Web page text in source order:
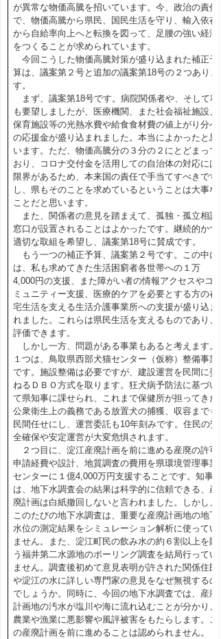
が異常な物価高騰を招いています。今、政治の責任
で、物価高騰から県民、国民生活を守り、輸入依存
から自給率向上へと転換を図って、足腰の強い経済
をつくることが求められています。
今回こうした物価高騰対策が盛り込まれた補正予
算は、議案第２号と追加の議案第18号の２つありま
す。
まず、議案第18号です。病院関係者や、そして私
も要望しましたが、医療機関、また社会福祉施設、
保育施設等の光熱水費や給食食材費の値上がり分へ
の応援金が盛り込まれました。本当によかったと思
います。ただ、物価高騰分の３分の２にとどまって
おり、コロナ交付金を活用しての自治体の対応には
限界があるため、本来国の責任で手当てすべきです
し、県もそのことを求めているということは大事な
ことだと思います。
また、関係者の意見を踏まえて、孤独・孤立相談
窓口が設置されることはよかったです。継続的かつ
適切な取組を希望し、議案第18号に賛成です。
もう一つの補正予算、議案第２号です。この中に
は、私も求めてきた生活困窮者各世帯への１万
4,000円の支援、また障がい者の情報アクセスやコ
ミュニティー支援、医療的ケアを必要とする方の在
宅生活を支える生活介護事業所への支援が盛り込ま
れました。これらは県民生活を支えるものであり、
評価できます。
しかし一方、問題がある事業もあると考えます。
１つは、鳥取県西部犬猫センター（仮称）整備事業
です。施設整備は必要ですが、建設運営を民間に委
ねるＤＢＯ方式を取ります。狂犬病予防法に基づい
て県知事に課せられ、これまで保健所が担ってきた
公衆衛生上の義務である放置犬の捕獲、収容までも
民間任せにし、運営委託も10年刻みです。住民の安
全確保や安定運営が大変危惧されます。
２つ目に、淀江産廃計画を前に進める産廃の許可
申請経費や設計、地質調査の費用を県環境管理事業
センターに１億4,000万円支援することです。知事
は、地下水調査会の結果は科学的に信頼できる、産
廃計画は白紙撤回しないと言われました。しかし、
このたびの地下水調査は、重要な産廃計画地の地下
水位の測定結果をシミュレーション解析に使ってい
ません。また、淀江町民の飲み水の約６割以上を賄
う福井第二水源地のボーリング調査を結局行ってい
ません。調査後初めて意見表明が許された関係住民
や淀江の水に詳しい専門家の意見をなぜ無視するの
でしょうか。同時に、今回の地下水調査では、産廃
計画地の汚水が塩川や海に流れ込むことが分かり、
農業や漁業に悪影響や風評被害をもたらします。こ
の産廃計画を前に進めることは認められません。